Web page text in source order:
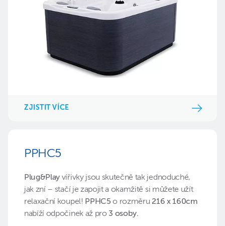
ZJISTIT VÍCE
PPHC5
Plug&Play vířivky jsou skutečně tak jednoduché,
jak zní – stačí je zapojit a okamžitě si můžete užít
relaxační koupel! PPHC5o rozměru 216 x 160cm
nabíží odpočinek až pro 3 osoby.